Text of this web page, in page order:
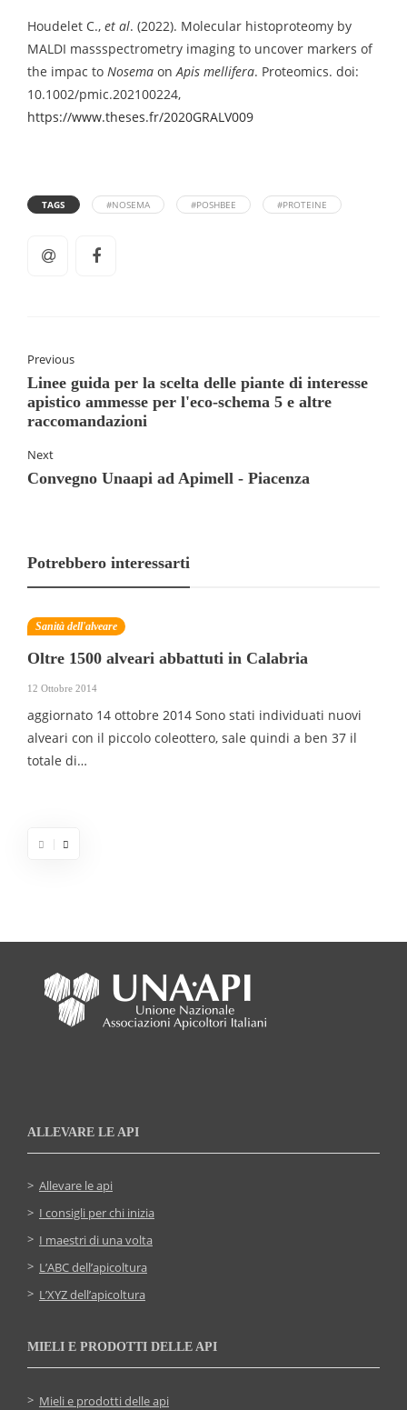
Houdelet C., et al. (2022). Molecular histoproteomy by
MALDI massspectrometry imaging to uncover markers of
the impac to Nosema onApis mellifera. Proteomics. doi:
10.1002/pmic.202100224,
https://www.theses.fr/2020GRALV009
TAGS #NOSEMA #POSHBEE #PROTEINE
Previous
Linee guida per la scelta delle piante di interesse
apistico ammesse per l'eco-schema 5 e altre
raccomandazioni
Next
Convegno Unaapi ad Apimell - Piacenza
Potrebbero interessarti
Sanità dell'alveare
Oltre 1500 alveari abbattuti in Calabria
12 Ottobre 2014
aggiornato 14 ottobre 2014 Sono stati individuati nuovi
alveari con il piccolo coleottero, sale quindi a ben 37 il
totale di…
ALLEVARE LE API
Allevare le api
I consigli per chi inizia
I maestri di una volta
L’ABC dell’apicoltura
L’XYZ dell’apicoltura
MIELI E PRODOTTI DELLE API
Mieli e prodotti delle api